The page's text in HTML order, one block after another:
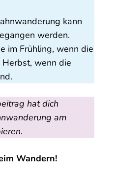
kann
werden.
im Frühling, wenn die
wenn die
hat dich
am
.
Wandern!